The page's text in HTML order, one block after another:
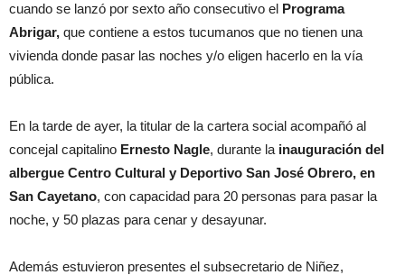
cuando se lanzó por sexto año consecutivo el Programa
Abrigar, que contiene a estos tucumanos que no tienen una
vivienda donde pasar las noches y/o eligen hacerlo en la vía
pública.
En la tarde de ayer, la titular de la cartera social acompañó al
concejal capitalino Ernesto Nagle, durante la inauguración del
albergue Centro Cultural y Deportivo San José Obrero, en
San Cayetano, con capacidad para 20 personas para pasar la
noche, y 50 plazas para cenar y desayunar.
Además estuvieron presentes el subsecretario de Niñez,